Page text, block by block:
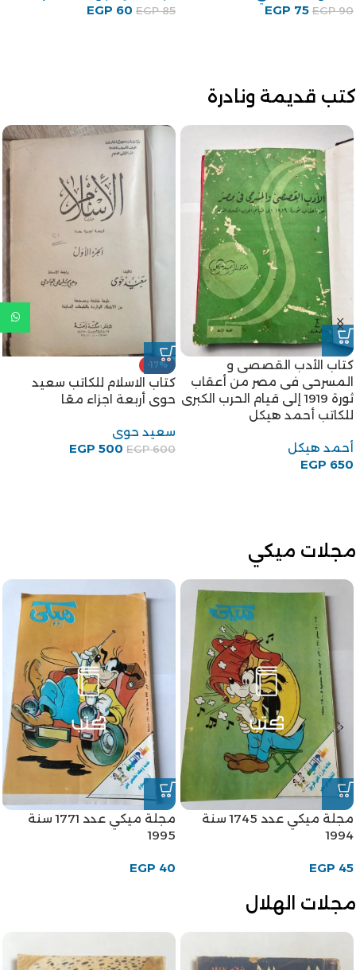
جمال الغيطاني EGP100
EGP80
كتب قديمة ونادرة
-8%
كتاب سبل السلام للكاتب محمد
بن اسماعيل الكحلاني
المعروف بالأمير
محمد بن اسماعيل الكحلانى
EGP 500
460
-8%
كتاب مقارنة الأديان للكاتب
أحمد شلبي
أحمد شلبى
EGP490
EGP 450
مجلات ميكي
مجلة ميكي عدد 1745 سنة
1994
EGP 45
مجلة ميكي عدد 1771 سنة
1995
EGP 40
مجلات الهلال